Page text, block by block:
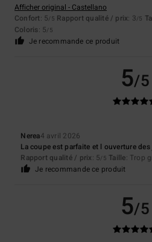
Afficher original - Castellano
Confort: 5/5 Rapport qualité / prix: 3/5
Coloris: 5/5
Je recommande ce produit
5/5
Nerea4 avril 2026
La coupe est parfaite et l ouverture
Rapport qualité / prix: 5/5 Taille: Trop
Je recommande ce produit
5/5